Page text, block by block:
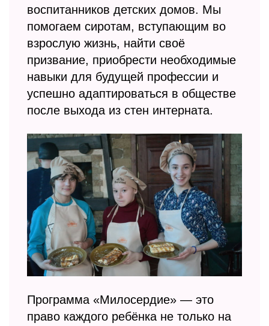
воспитанников детских домов. Мы
помогаем сиротам, вступающим во
взрослую жизнь, найти своё
призвание, приобрести необходимые
навыки для будущей профессии и
успешно адаптироваться в обществе
после выхода из стен интерната.
Программа «Милосердие» — это
право каждого ребёнка не только на